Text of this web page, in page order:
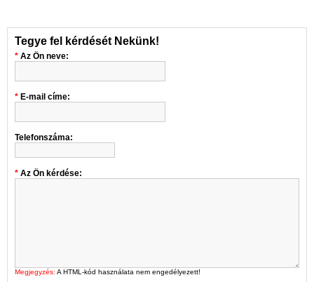
Tegye fel kérdését Nekünk!
Az Ön neve:
E-mail címe:
Telefonszáma:
Az Ön kérdése:
Megjegyzés: A HTML-kód használata nem engedélyezett!